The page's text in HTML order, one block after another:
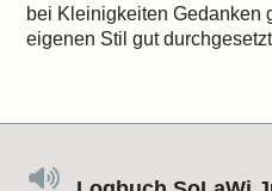
bei Kleinigkeiten Gedanken
eigenen Stil gut